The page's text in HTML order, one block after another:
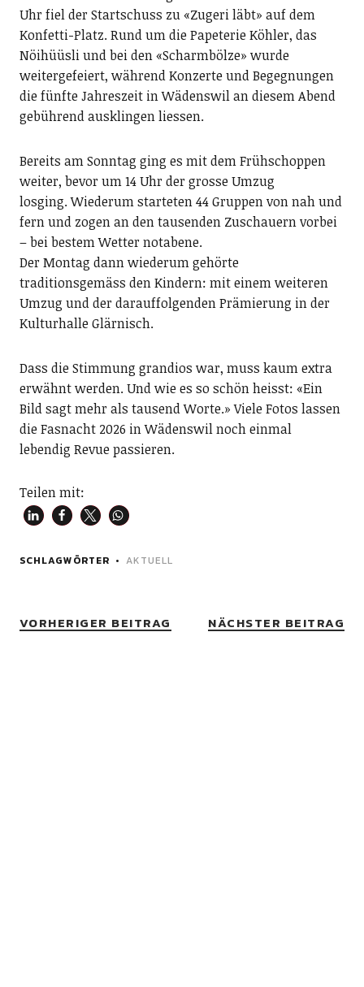
Uhr fiel der Startschuss zu «Zugeri läbt» auf dem
Konfetti-Platz. Rund um die Papeterie Köhler, das
Nöihüüsli und bei den «Scharmbölze» wurde
weitergefeiert, während Konzerte und Begegnungen
die fünfte Jahreszeit in Wädenswil an diesem Abend
gebührend ausklingen liessen.
Bereits am Sonntag ging es mit dem Frühschoppen
weiter, bevor um 14 Uhr der grosse Umzug
losging.Wiederum starteten 44 Gruppen von nah und
fern und zogen an den tausenden Zuschauern vorbei
– bei bestem Wetter notabene.
Der Montag dann wiederum gehörte
traditionsgemäss den Kindern: mit einem weiteren
Umzug und der darauffolgenden Prämierung in der
Kulturhalle Glärnisch.
Dass die Stimmung grandios war, muss kaum extra
erwähnt werden. Und wie es so schön heisst: «Ein
Bild sagt mehr als tausend Worte.» Viele Fotos lassen
die Fasnacht 2026 in Wädenswil noch einmal
lebendig Revue passieren.
Teilen mit:
SCHLAGWÖRTER AKTUELL
VORHERIGER BEITRAG NÄCHSTER BEITRAG